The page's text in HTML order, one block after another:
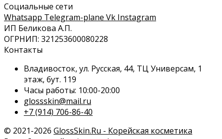
Социальные сети
Whatsapp Telegram-plane Vk Instagram
ИП Беликова А.П.
ОГРНИП: 321253600080228
Контакты
Владивосток, ул. Русская, 44, ТЦ Универсам, 1
этаж, бут. 119
Часы работы: 10:00-20:00
glossskin@mail.ru
+7 (914) 706-86-40
© 2021-2026 GlossSkin.Ru - Корейская косметика